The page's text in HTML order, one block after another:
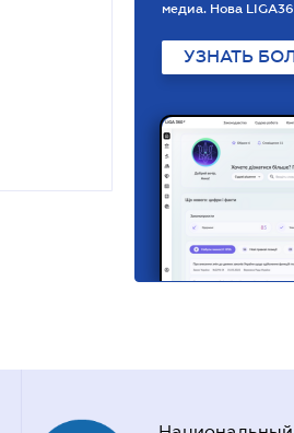
медиа. Нова
УЗНАТЬ